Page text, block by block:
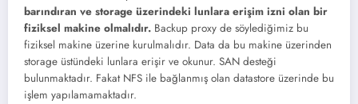
barındıran ve storage üzerindeki lunlara erişim izni olan bir
fiziksel makine olmalıdır. Backup proxy de söylediğimiz bu
fiziksel makine üzerine kurulmalıdır. Data da bu makine üzerinden
storage üstündeki lunlara erişir ve okunur. SAN desteği
bulunmaktadır. Fakat NFS ile bağlanmış olan datastore üzerinde bu
işlem yapılamamaktadır.